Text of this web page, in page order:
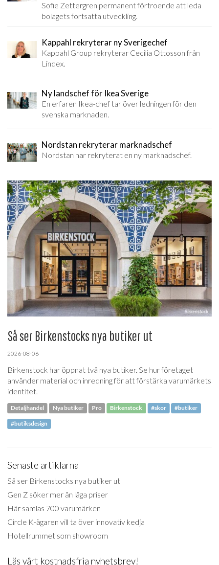
Sofie Zettergren permanent förtroende att leda
bolagets fortsatta utveckling.
Kappahl rekryterar ny Sverigechef
Kappahl Group rekryterar Cecilia Ottosson från
Lindex.
Ny landschef för Ikea Sverige
En erfaren Ikea-chef tar över ledningen för den
svenska marknaden.
Nordstan rekryterar marknadschef
Nordstan har rekryterat en ny marknadschef.
Så ser Birkenstocks nya butiker ut
2026-08-06
Birkenstock har öppnat två nya butiker. Se hur företaget
använder material och inredning för att förstärka varumärkets
identitet.
Detaljhandel Nya butiker Pro Birkenstock #skor #butiker
#butiksdesign
Senaste artiklarna
Så ser Birkenstocks nya butiker ut
Gen Z söker mer än låga priser
Här samlas 700 varumärken
Circle K-ägaren vill ta över innovativ kedja
Hotellrummet som showroom
Läs vårt kostnadsfria nyhetsbrev!